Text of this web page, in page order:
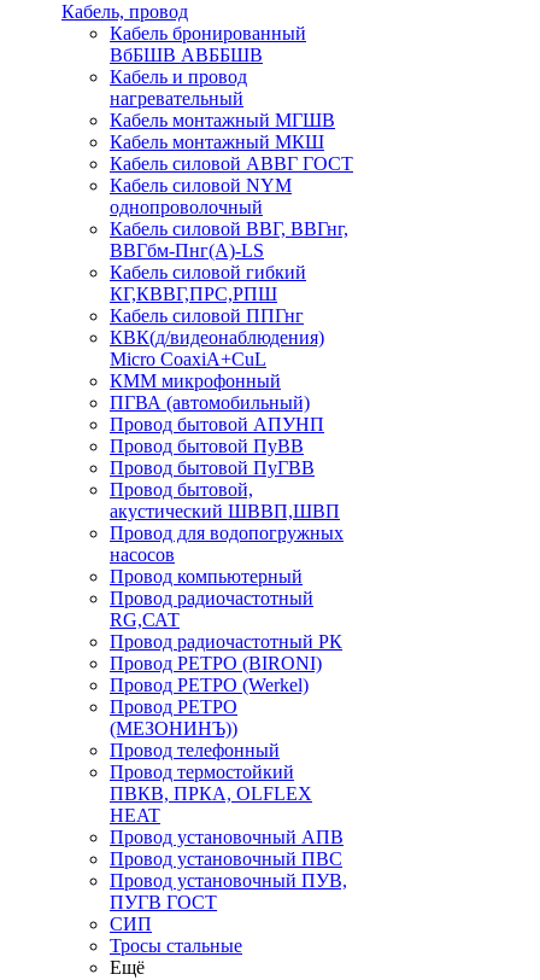
Кабель, провод
Кабель бронированный
ВбБШВ АВББШВ
Кабель и провод
нагревательный
Кабель монтажный МГШВ
Кабель монтажный МКШ
Кабель силовой АВВГ ГОСТ
Кабель силовой NYM
однопроволочный
Кабель силовой ВВГ, ВВГнг,
ВВГбм-Пнг(А)-LS
Кабель силовой гибкий
КГ,КВВГ,ПРС,РПШ
Кабель силовой ППГнг
КВК(д/видеонаблюдения)
Micro CoaxiA+CuL
КММ микрофонный
ПГВА (автомобильный)
Провод бытовой АПУНП
Провод бытовой ПуВВ
Провод бытовой ПуГВВ
Провод бытовой,
акустический ШВВП,ШВП
Провод для водопогружных
насосов
Провод компьютерный
Провод радиочастотный
RG,САТ
Провод радиочастотный РК
Провод РЕТРО (BIRONI)
Провод РЕТРО (Werkel)
Провод РЕТРО
(МЕЗОНИНЪ))
Провод телефонный
Провод термостойкий
ПВКВ, ПРКА, OLFLEX
HEAT
Провод установочный АПВ
Провод установочный ПВС
Провод установочный ПУВ,
ПУГВ ГОСТ
СИП
Тросы стальные
Ещё